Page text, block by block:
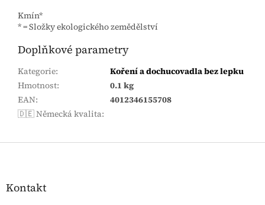
Kmín*
* = Složky ekologického zemědělství
Doplňkové parametry
Kategorie:
Koření a dochucovadla bez lepku
Hmotnost:
0.1 kg
EAN:
4012346155708
🇩🇪 Německá kvalita:
Zápatí
Kontakt